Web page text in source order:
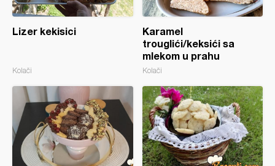
Lizer kekisici
Kolači
Karamel
trouglići/keksići sa
mlekom u prahu
Kolači